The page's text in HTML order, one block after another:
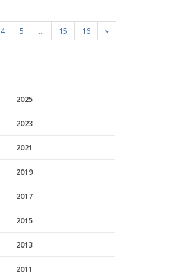
4 5 ... 15 16 »
2025
2023
2021
2019
2017
2015
2013
2011